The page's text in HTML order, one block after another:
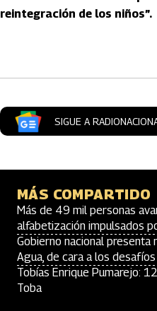
reintegración de los niños”.
SIGUE A
MÁS COMPARTIDO
Más de 49 mil personas
alfabetización impulsados
Gobierno nacional presenta
Agua, de cara a los
Tobías Enrique Pumarejo:
Toba